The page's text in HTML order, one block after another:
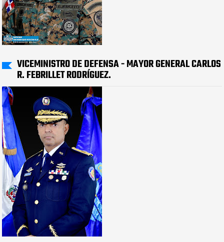
VICEMINISTRO DE DEFENSA - MAYOR GENERAL CARLOS
R. FEBRILLET RODRÍGUEZ.